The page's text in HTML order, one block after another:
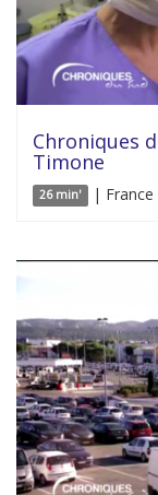
Chroniques
Timone
26 min' | France